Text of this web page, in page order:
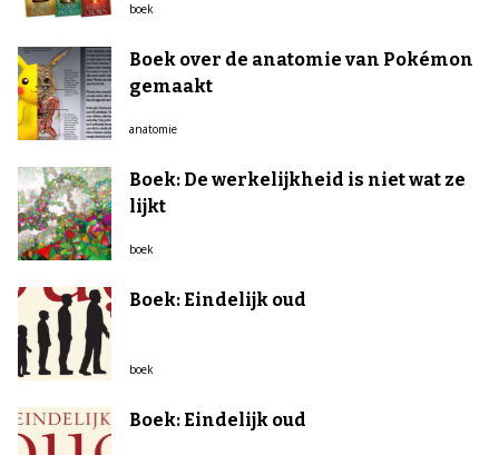
boek
Boek over de anatomie van Pokémon
gemaakt
anatomie
Boek: De werkelijkheid is niet wat ze
lijkt
boek
Boek: Eindelijk oud
boek
Boek: Eindelijk oud